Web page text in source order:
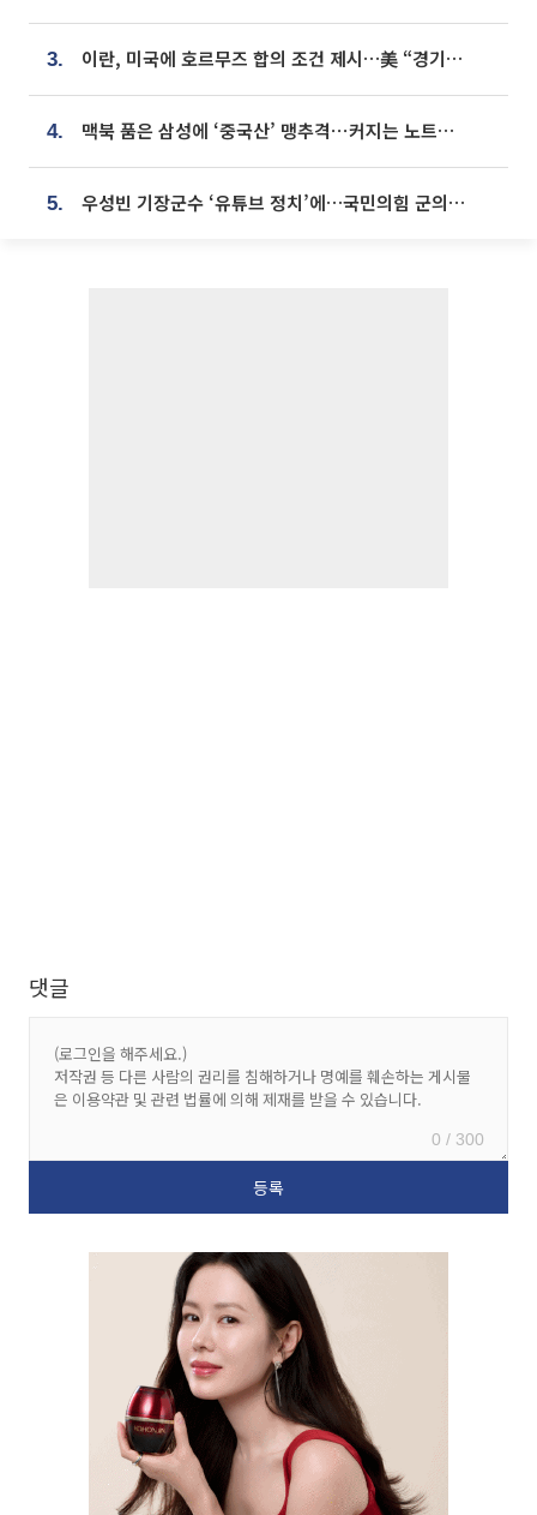
3. 이란, 미국에 호르무즈 합의 조건 제시…美 “경기 아직 안 끝나” [종합]
4. 맥북 품은 삼성에 ‘중국산’ 맹추격⋯커지는 노트북 OLED 시장
5. 우성빈 기장군수 ‘유튜브 정치’에…국민의힘 군의원들 집단 반발
댓글
0 / 300